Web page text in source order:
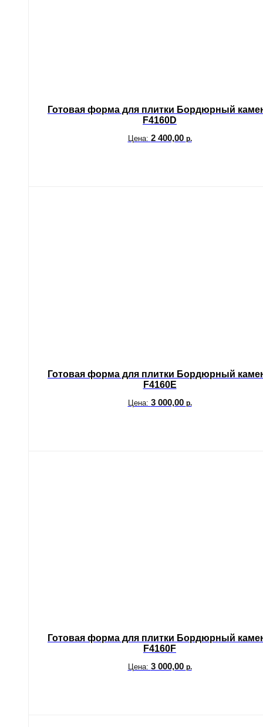
Готовая форма для плитки Бордюрный
F4160D
Цена: 2 400,00 р.
Готовая форма для плитки Бордюрный
F4160E
Цена: 3 000,00 р.
Готовая форма для плитки Бордюрный
F4160F
Цена: 3 000,00 р.